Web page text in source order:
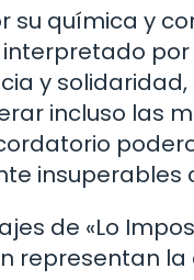
su química y
y
incluso las
insuperables
de «Lo
representan